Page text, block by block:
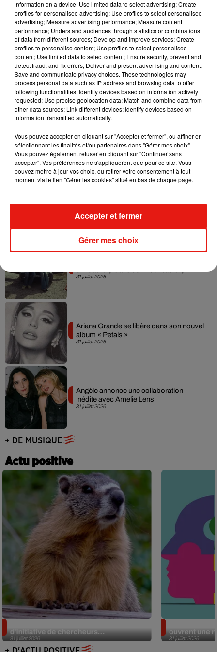
Musique
5 août 2026
Benny Blanco invite Selena Gomez et
Becky G sur son nouveau single
4 août 2026
live session solaire
4 août 2026
sa tournée mondiale
31 juillet 2026
en road-trip dans son nouveau clip
31 juillet 2026
Ariana Grande se libère dans son nouvel
album « Petals »
31 juillet 2026
Angèle annonce une collaboration
inédite avec Amelie Lens
+ DE MUSIQUE
Actu positive
31 juillet 2026
d’initiative de chercheurs...
31 juillet 2026
ouvrent une
information on a device; Use limited data to select advertising; Create
profiles for personalised advertising; Use profiles to select personalised
advertising; Measure advertising performance; Measure content
performance; Understand audiences through statistics or combinations
of data from different sources; Develop and improve services; Create
profiles to personalise content; Use profiles to select personalised
content; Use limited data to select content; Ensure security, prevent and
detect fraud, and fix errors; Deliver and present advertising and content;
Save and communicate privacy choices. These technologies may
process personal data such as IP address and browsing data to offer
following functionalities: Identify devices based on information actively
requested; Use precise geolocation data; Match and combine data from
other data sources; Link different devices; Identify devices based on
information transmitted automatically.
Vous pouvez accepter en cliquant sur "Accepter et fermer", ou affiner en
sélectionnant les finalités et/ou partenaires dans "Gérer mes choix".
Vous pouvez également refuser en cliquant sur "Continuer sans
accepter". Vos préférences ne s'appliqueront que pour ce site. Vous
pouvez mettre à jour vos choix, ou retirer votre consentement à tout
moment via le lien "Gérer les cookies" situé en bas de chaque page.
Gérer mes choix
Accepter et fermer